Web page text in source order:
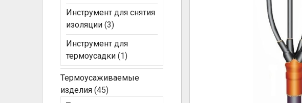
Инструмент для снятия
изоляции (3)
Инструмент для
термоусадки (1)
Термоусаживаемые
изделия (45)